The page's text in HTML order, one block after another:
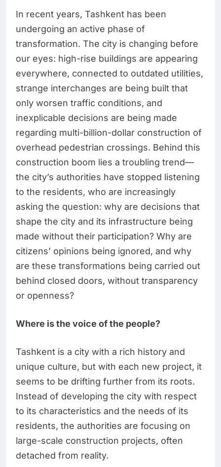
In recent years, Tashkent has been
undergoing an active phase of
transformation. The city is changing before
our eyes: high-rise buildings are appearing
everywhere, connected to outdated utilities,
strange interchanges are being built that
only worsen traffic conditions, and
inexplicable decisions are being made
regarding multi-billion-dollar construction of
overhead pedestrian crossings. Behind this
construction boom lies a troubling trend—
the city’s authorities have stopped listening
to the residents, who are increasingly
asking the question: why are decisions that
shape the city and its infrastructure being
made without their participation? Why are
citizens’ opinions being ignored, and why
are these transformations being carried out
behind closed doors, without transparency
or openness?
Where is the voice of the people?
Tashkent is a city with a rich history and
unique culture, but with each new project, it
seems to be drifting further from its roots.
Instead of developing the city with respect
to its characteristics and the needs of its
residents, the authorities are focusing on
large-scale construction projects, often
detached from reality.